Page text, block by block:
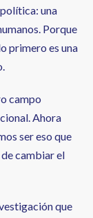
una
Porque
primero es una
campo
Ahora
ser eso que
cambiar el
que